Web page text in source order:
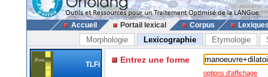
Accueil Portail lexical Corpus
Morphologie Lexicographie Etymologie
TLFi Entrez une forme
options d'affichage